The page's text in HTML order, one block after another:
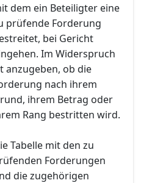
dem ein Beteiligter eine
prüfende Forderung
bei Gericht
Im Widerspruch
anzugeben, ob die
nach ihrem
ihrem Betrag oder
Rang bestritten wird.
Tabelle mit den zu
Forderungen
die zugehörigen